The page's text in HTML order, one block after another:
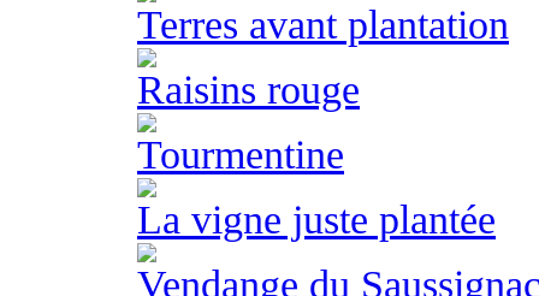
Terres avant plantation
Raisins rouge
Tourmentine
La vigne juste plantée
Vendange du